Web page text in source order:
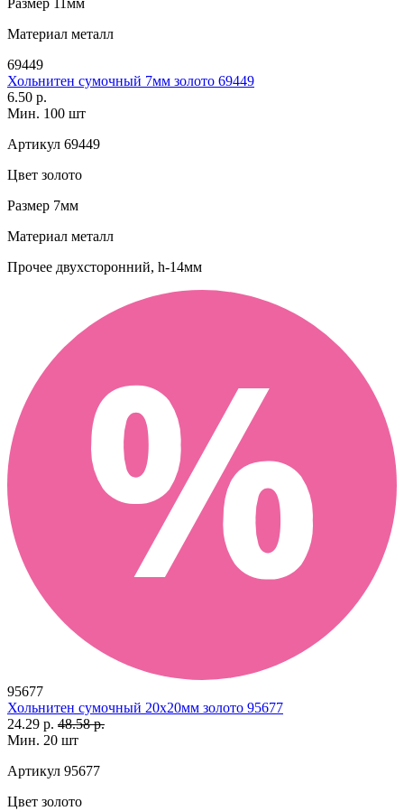
Материал металл
69449
Хольнитен сумочный 7мм золото 69449
6.50 р.
Мин. 100 шт
Артикул 69449
Цвет золото
Размер 7мм
Материал металл
Прочее двухсторонний, h-14мм
95677
Хольнитен сумочный 20х20мм золото 95677
24.29 р. 48.58 р.
Мин. 20 шт
Артикул 95677
Цвет золото